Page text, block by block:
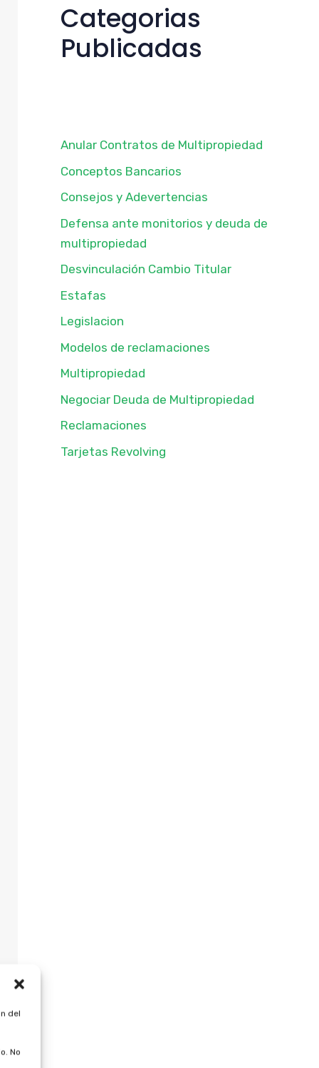
del
No
Categorias
Publicadas
Anular Contratos de Multipropiedad
Conceptos Bancarios
Consejos y Adevertencias
Defensa ante monitorios y deuda de
multipropiedad
Desvinculación Cambio Titular
Estafas
Legislacion
Modelos de reclamaciones
Multipropiedad
Negociar Deuda de Multipropiedad
Reclamaciones
Tarjetas Revolving